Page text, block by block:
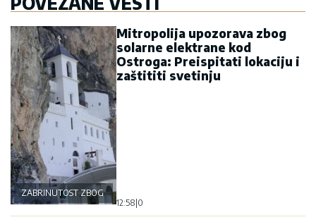
ZABRINUTOST ZBOG OSTROGA
Mitropolija upozorava zbog
solarne elektrane kod
Ostroga: Preispitati lokaciju i
zaštititi svetinju
12:58 0